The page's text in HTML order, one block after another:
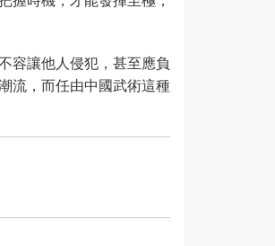
容讓他人侵犯，甚至應負
流，而任由中國武術這種